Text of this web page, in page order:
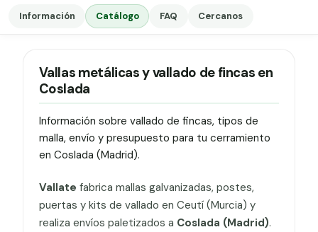
Información Catálogo FAQ Cercanos
Vallas metálicas y vallado de fincas en
Coslada
Información sobre vallado de fincas, tipos de
malla, envío y presupuesto para tu cerramiento
en Coslada (Madrid).
Vallate fabrica mallas galvanizadas, postes,
puertas y kits de vallado en Ceutí (Murcia) y
realiza envíos paletizados a Coslada (Madrid).